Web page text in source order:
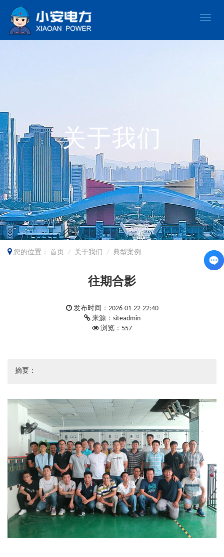
Toggle
关于我们
您的位置： 首页 关于我们 典型案例
往期合影
发布时间：2026-01-22-22:40
来源：siteadmin
浏览：557
摘要：